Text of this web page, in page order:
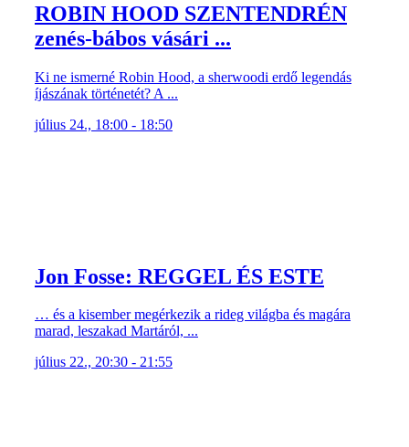
ROBIN HOOD SZENTENDRÉN
zenés-bábos vásári ...
Ki ne ismerné Robin Hood, a sherwoodi erdő legendás
íjászának történetét? A ...
július 24., 18:00 - 18:50
Jon Fosse: REGGEL ÉS ESTE
… és a kisember megérkezik a rideg világba és magára
marad, leszakad Martáról, ...
július 22., 20:30 - 21:55